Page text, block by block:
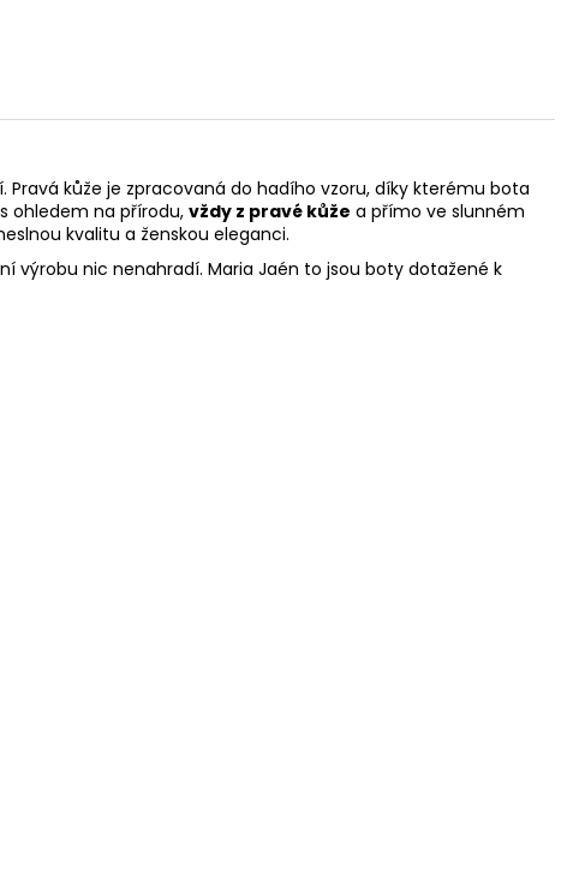
kůže je zpracovaná do hadího vzoru, díky kterému bota
ohledem na přírodu, vždy z pravé kůže a přímo ve slunném
kvalitu a ženskou eleganci.
výrobu nic nenahradí. Maria Jaén to jsou boty dotažené k